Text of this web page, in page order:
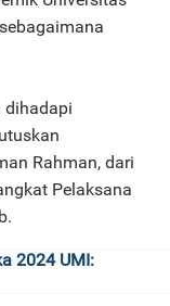
dihadapi
Rahman, dari
Pelaksana
2024 UMI: